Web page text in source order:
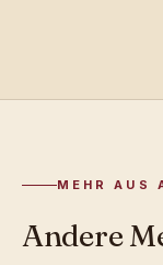
MEHR AUS
Andere